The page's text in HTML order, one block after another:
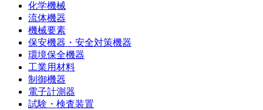
化学機械
流体機器
機械要素
保安機器・安全対策機器
環境保全機器
工業用材料
制御機器
電子計測器
試験・検査装置